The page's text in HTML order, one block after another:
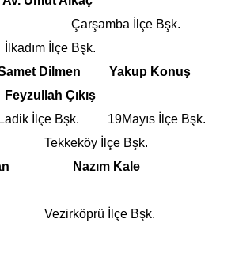
Çarşamba İlçe Bşk.
İlçe Bşk.
Dilmen Yakup Konuş
Çıkış
İlçe Bşk. 19Mayıs İlçe Bşk.
Tekkeköy İlçe Bşk.
Nazım Kale
Vezirköprü İlçe Bşk.